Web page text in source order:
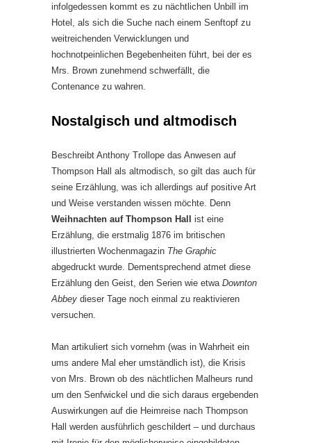
infolgedessen kommt es zu nächtlichen Unbill im
Hotel, als sich die Suche nach einem Senftopf zu
weitreichenden Verwicklungen und
hochnotpeinlichen Begebenheiten führt, bei der es
Mrs. Brown zunehmend schwerfällt, die
Contenance zu wahren.
Nostalgisch und altmodisch
Beschreibt Anthony Trollope das Anwesen auf
Thompson Hall als altmodisch, so gilt das auch für
seine Erzählung, was ich allerdings auf positive Art
und Weise verstanden wissen möchte. Denn
Weihnachten auf Thompson Hall ist eine
Erzählung, die erstmalig 1876 im britischen
illustrierten Wochenmagazin The Graphic
abgedruckt wurde. Dementsprechend atmet diese
Erzählung den Geist, den Serien wie etwa Downton
Abbey dieser Tage noch einmal zu reaktivieren
versuchen.
Man artikuliert sich vornehm (was in Wahrheit ein
ums andere Mal eher umständlich ist), die Krisis
von Mrs. Brown ob des nächtlichen Malheurs rund
um den Senfwickel und die sich daraus ergebenden
Auswirkungen auf die Heimreise nach Thompson
Hall werden ausführlich geschildert – und durchaus